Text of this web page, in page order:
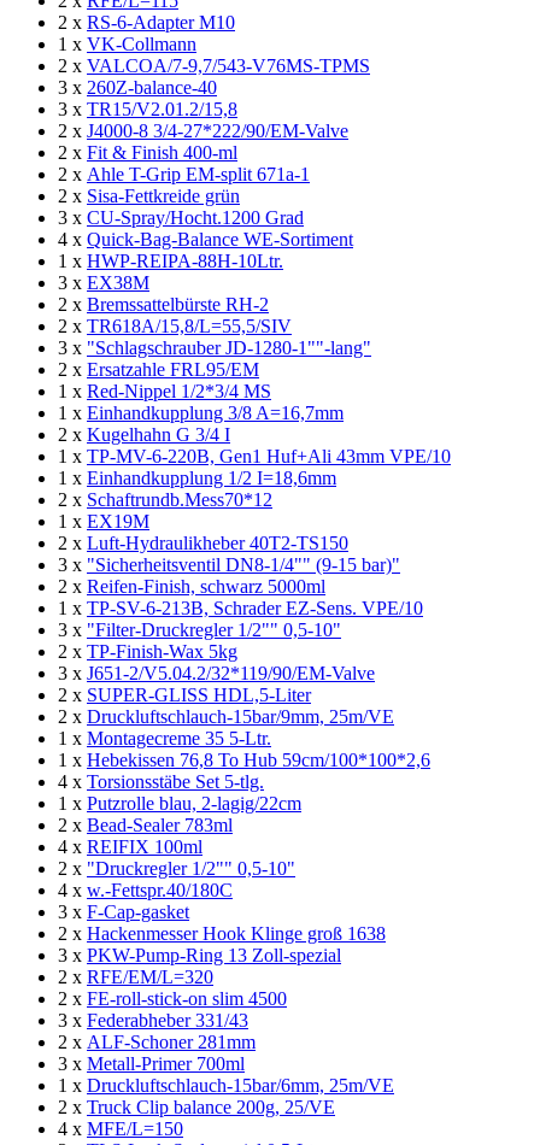
2 x RS-6-Adapter M10
1 x VK-Collmann
2 x VALCOA/7-9,7/543-V76MS-TPMS
3 x 260Z-balance-40
3 x TR15/V2.01.2/15,8
2 x J4000-8 3/4-27*222/90/EM-Valve
2 x Fit & Finish 400-ml
2 x Ahle T-Grip EM-split 671a-1
2 x Sisa-Fettkreide grün
3 x CU-Spray/Hocht.1200 Grad
4 x Quick-Bag-Balance WE-Sortiment
1 x HWP-REIPA-88H-10Ltr.
3 x EX38M
2 x Bremssattelbürste RH-2
2 x TR618A/15,8/L=55,5/SIV
3 x "Schlagschrauber JD-1280-1""-lang"
2 x Ersatzahle FRL95/EM
1 x Red-Nippel 1/2*3/4 MS
1 x Einhandkupplung 3/8 A=16,7mm
2 x Kugelhahn G 3/4 I
1 x TP-MV-6-220B, Gen1 Huf+Ali 43mm VPE/10
1 x Einhandkupplung 1/2 I=18,6mm
2 x Schaftrundb.Mess70*12
1 x EX19M
2 x Luft-Hydraulikheber 40T2-TS150
3 x "Sicherheitsventil DN8-1/4"" (9-15 bar)"
2 x Reifen-Finish, schwarz 5000ml
1 x TP-SV-6-213B, Schrader EZ-Sens. VPE/10
3 x "Filter-Druckregler 1/2"" 0,5-10"
2 x TP-Finish-Wax 5kg
3 x J651-2/V5.04.2/32*119/90/EM-Valve
2 x SUPER-GLISS HDL,5-Liter
2 x Druckluftschlauch-15bar/9mm, 25m/VE
1 x Montagecreme 35 5-Ltr.
1 x Hebekissen 76,8 To Hub 59cm/100*100*2,6
4 x Torsionsstäbe Set 5-tlg.
1 x Putzrolle blau, 2-lagig/22cm
2 x Bead-Sealer 783ml
4 x REIFIX 100ml
2 x "Druckregler 1/2"" 0,5-10"
4 x w.-Fettspr.40/180C
3 x F-Cap-gasket
2 x Hackenmesser Hook Klinge groß 1638
3 x PKW-Pump-Ring 13 Zoll-spezial
2 x RFE/EM/L=320
2 x FE-roll-stick-on slim 4500
3 x Federabheber 331/43
2 x ALF-Schoner 281mm
3 x Metall-Primer 700ml
1 x Druckluftschlauch-15bar/6mm, 25m/VE
2 x Truck Clip balance 200g, 25/VE
4 x MFE/L=150